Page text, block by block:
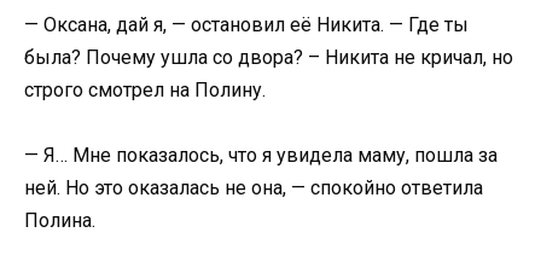
— Оксана, дай я, — остановил её Никита. — Где ты
была? Почему ушла со двора? – Никита не кричал, но
строго смотрел на Полину.
— Я… Мне показалось, что я увидела маму, пошла за
ней. Но это оказалась не она, — спокойно ответила
Полина.